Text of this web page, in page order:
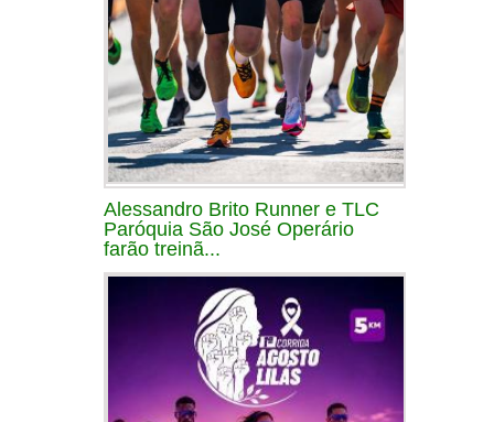
Alessandro Brito Runner e TLC
Paróquia São José Operário
farão treinã...